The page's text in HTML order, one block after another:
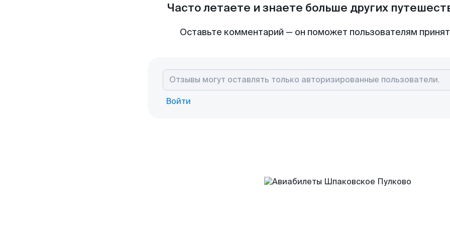
Часто летаете и знаете больше других
Оставьте комментарий — он поможет пользователям
Войти